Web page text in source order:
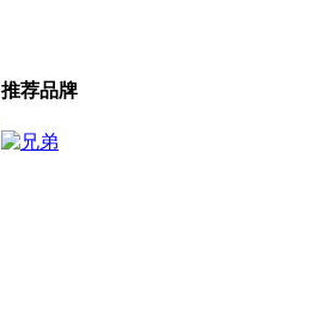
推荐品牌